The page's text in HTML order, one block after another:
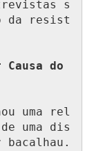
s
da resist
Causa do
uma rel
uma dis
bacalhau.